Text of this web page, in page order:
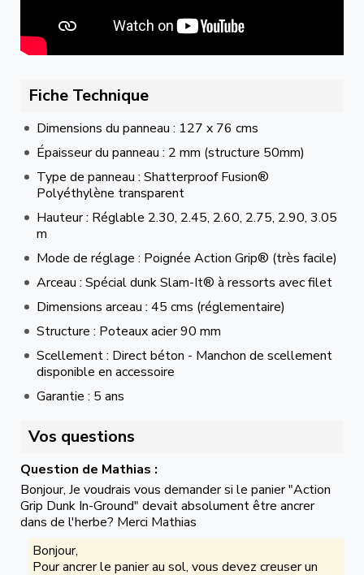
Fiche Technique
Dimensions du panneau : 127 x 76 cms
Épaisseur du panneau : 2 mm (structure 50mm)
Type de panneau : Shatterproof Fusion®
Polyéthylène transparent
Hauteur : Réglable 2.30, 2.45, 2.60, 2.75, 2.90, 3.05
m
Mode de réglage : Poignée Action Grip® (très facile)
Arceau : Spécial dunk Slam-It® à ressorts avec filet
Dimensions arceau : 45 cms (réglementaire)
Structure : Poteaux acier 90 mm
Scellement : Direct béton - Manchon de scellement
disponible en accessoire
Garantie : 5 ans
Vos questions
Question de Mathias :
Bonjour, Je voudrais vous demander si le panier "Action
Grip Dunk In-Ground" devait absolument être ancrer
dans de l'herbe? Merci Mathias
Bonjour,
Pour ancrer le panier au sol, vous devez creuser un